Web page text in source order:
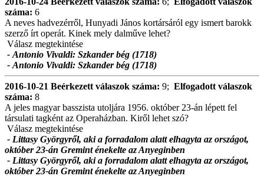
száma: 6
A neves hadvezérről, Hunyadi János kortársáról egy ismert barokk
szerző írt operát. Kinek mely dalműve lehet?
Válasz megtekintése
- Antonio Vivaldi: Szkander bég (1718)
- Antonio Vivaldi: Szkander bég (1718)
2016-10-21 Beérkezett válaszok száma: 9; Elfogadott válaszok
száma: 8
A jeles magyar basszista utoljára 1956. október 23-án lépett fel
társulati tagként az Operaházban. Kiről lehet szó?
Válasz megtekintése
- Littasy Györgyről, aki a forradalom alatt elhagyta az országot,
október 23-án Gremint énekelte az Anyeginben
- Littasy Györgyről, aki a forradalom alatt elhagyta az országot,
október 23-án Gremint énekelte az Anyeginben